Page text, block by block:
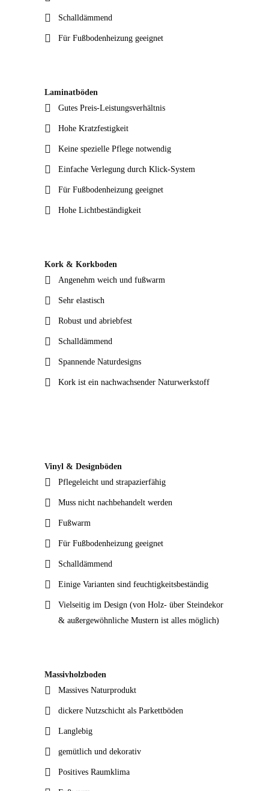
Schalldämmend
Für Fußbodenheizung geeignet
Laminatböden
Gutes Preis-Leistungsverhältnis
Hohe Kratzfestigkeit
Keine spezielle Pflege notwendig
Einfache Verlegung durch Klick-System
Für Fußbodenheizung geeignet
Hohe Lichtbeständigkeit
Kork & Korkboden
Angenehm weich und fußwarm
Sehr elastisch
Robust und abriebfest
Schalldämmend
Spannende Naturdesigns
Kork ist ein nachwachsender Naturwerkstoff
Vinyl & Designböden
Pflegeleicht und strapazierfähig
Muss nicht nachbehandelt werden
Fußwarm
Für Fußbodenheizung geeignet
Schalldämmend
Einige Varianten sind feuchtigkeitsbeständig
Vielseitig im Design (von Holz- über Steindekor
& außergewöhnliche Mustern ist alles möglich)
Massivholzboden
Massives Naturprodukt
dickere Nutzschicht als Parkettböden
Langlebig
gemütlich und dekorativ
Positives Raumklima